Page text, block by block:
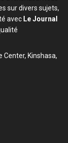
sur divers sujets,
avec Le Journal
Center, Kinshasa,